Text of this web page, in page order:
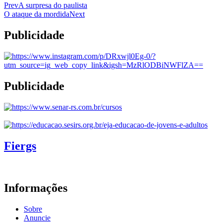
PrevA surpresa do paulista
O ataque da mordidaNext
Publicidade
Publicidade
Fiergs
Informações
Sobre
Anuncie